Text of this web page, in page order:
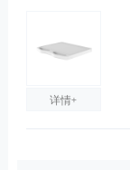
详情+